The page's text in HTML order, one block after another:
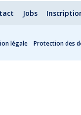
Jobs
légale Protection des